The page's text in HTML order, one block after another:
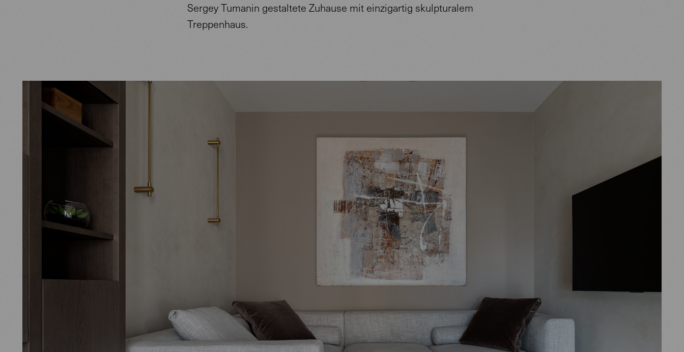
Sergey Tumanin gestaltete Zuhause mit einzigartig skulpturalem
Treppenhaus.